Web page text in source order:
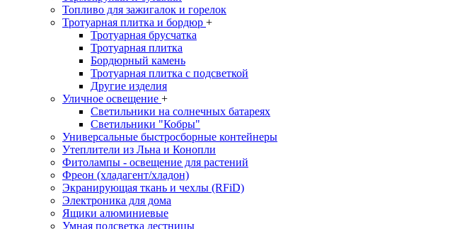
Топливо для зажигалок и горелок
Тротуарная плитка и бордюр +
Тротуарная брусчатка
Тротуарная плитка
Бордюрный камень
Тротуарная плитка с подсветкой
Другие изделия
Уличное освещение +
Светильники на солнечных батареях
Светильники "Кобры"
Универсальные быстросборные контейнеры
Утеплители из Льна и Конопли
Фитолампы - освещение для растений
Фреон (хладагент/хладон)
Экранирующая ткань и чехлы (RFiD)
Электроника для дома
Ящики алюминиевые
Умная подсветка лестницы